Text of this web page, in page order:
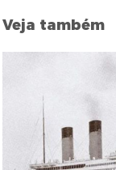
Veja também